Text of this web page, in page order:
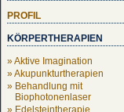
PROFIL
KÖRPERTHERAPIEN
» Aktive Imagination
» Akupunkturtherapien
» Behandlung mit
Biophotonenlaser
» Edelsteintherapie